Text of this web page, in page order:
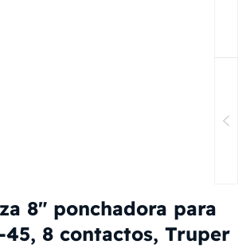
8″ ponchadora para
8 contactos, Truper